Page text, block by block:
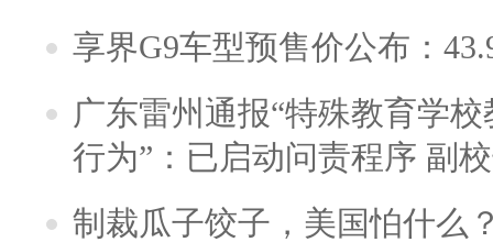
享界G9车型预售价公布：
广东雷州通报“特殊教育学
行为”：已启动问责程序 副
制裁瓜子饺子，美国怕什么